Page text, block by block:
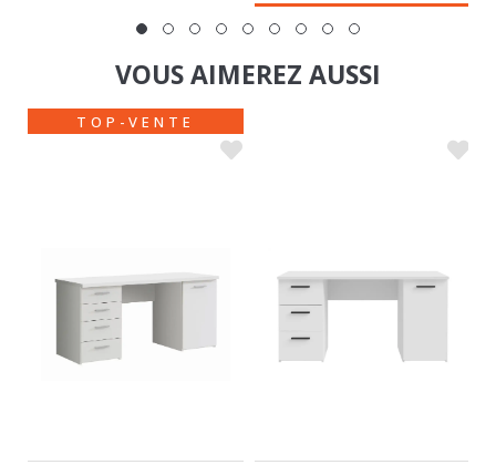
BUREAU 1 PORTE ET 4 TIROIRS
BUREAU 1 PORTE 3 TIROIRS